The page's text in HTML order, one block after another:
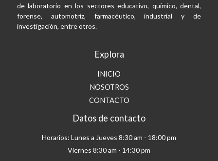
de laboratorio en los sectores educativo, químico, dental,
forense, automotriz, farmacéutico, industrial y de
investigación, entre otros.
Explora
INICIO
NOSOTROS
CONTACTO
Datos de contacto
Horarios: Lunes a Jueves 8:30 am - 18:00 pm
Viernes 8:30 am - 14:30 pm